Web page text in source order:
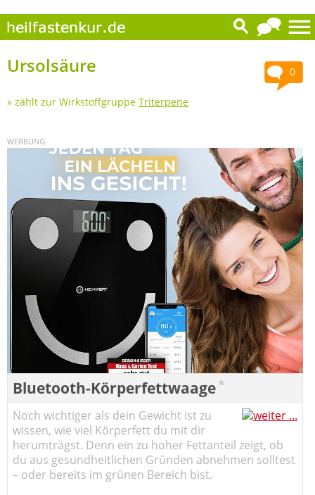
0
Ursolsäure
» zählt zur Wirkstoffgruppe Triterpene
Bluetooth-Körperfettwaage*
Noch wichtiger als dein Gewicht ist zu
wissen, wie viel Körperfett du mit dir
herumträgst. Denn ein zu hoher Fettanteil zeigt, ob
du aus gesundheitlichen Gründen abnehmen solltest
– oder bereits im grünen Bereich bist.